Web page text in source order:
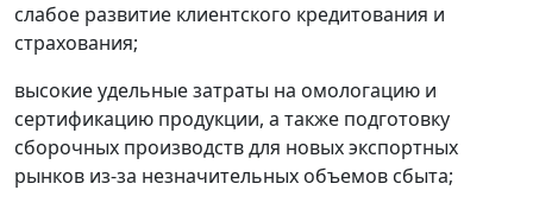
слабое развитие клиентского кредитования и
страхования;
высокие удельные затраты на омологацию и
сертификацию продукции, а также подготовку
сборочных производств для новых экспортных
рынков из-за незначительных объемов сбыта;